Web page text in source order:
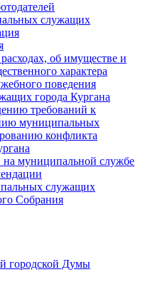
служащих
об имуществе и
характера
поведения
города Кургана
требований к
муниципальных
конфликта
на муниципальной службе
служащих
Cобрания
городской Думы